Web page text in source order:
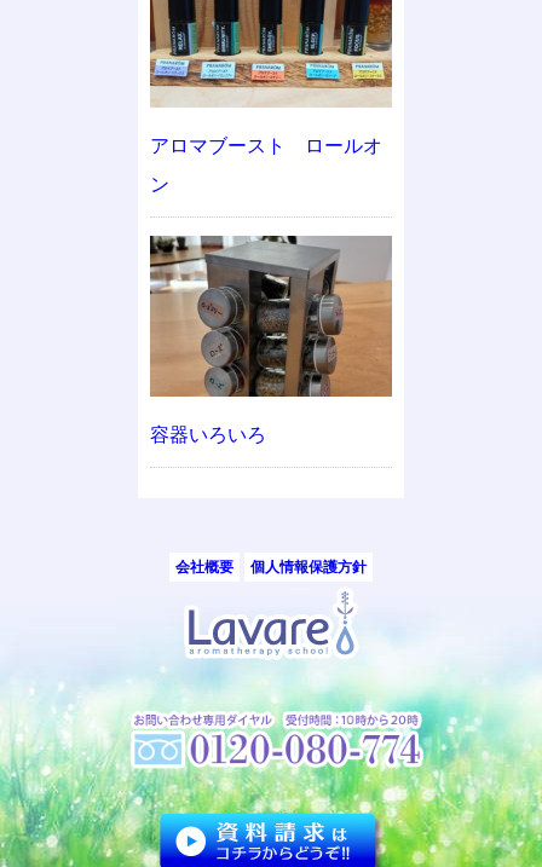
アロマブースト ロールオ
ン
容器いろいろ
会社概要 個人情報保護方針